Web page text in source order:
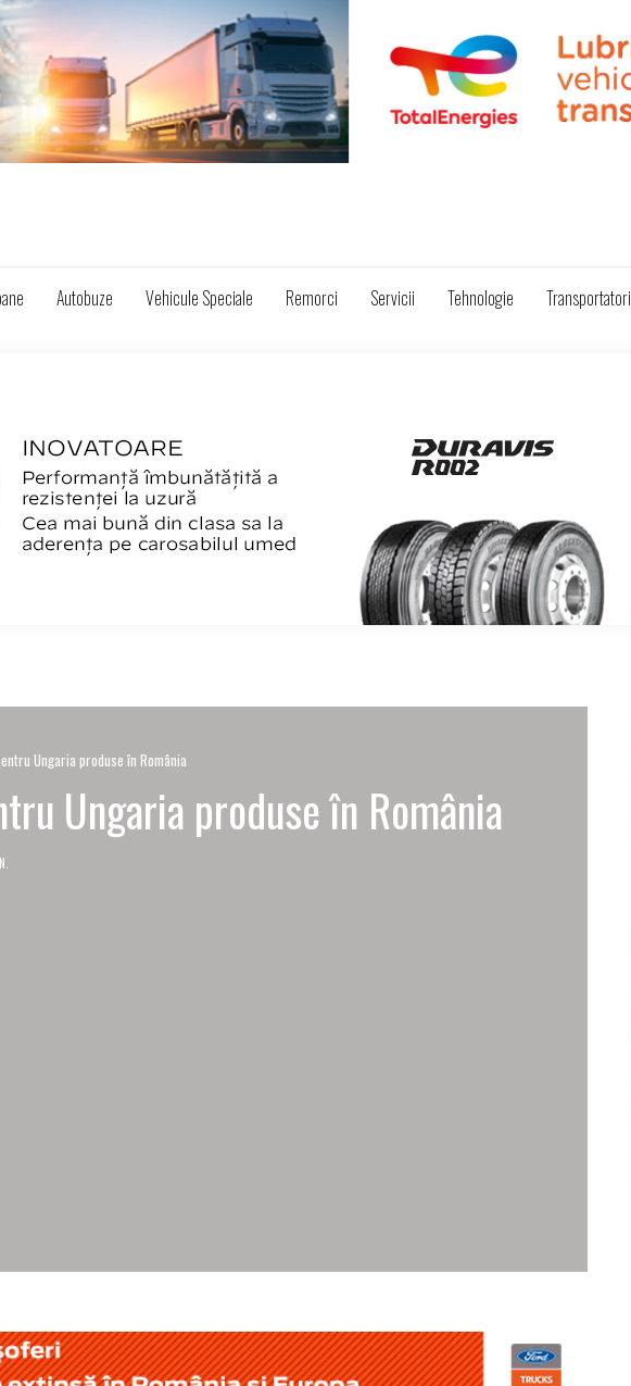
Autobuze Vehicule Speciale Remorci Servicii Tehnologie Transportatori
Ungaria produse în România
Ungaria produse în România